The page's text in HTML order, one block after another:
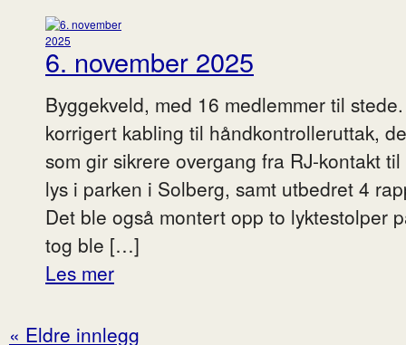
6. november 2025
Byggekveld, med 16 medlemmer til
korrigert kabling til håndkontrolleruttak,
som gir sikrere overgang fra RJ-kontakt
lys i parken i Solberg, samt utbedret 4
Det ble også montert opp to lyktestolper
tog ble […]
Les mer
« Eldre innlegg